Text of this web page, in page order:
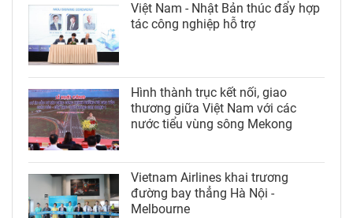
Việt Nam - Nhật Bản thúc đẩy hợp
tác công nghiệp hỗ trợ
Hình thành trục kết nối, giao
thương giữa Việt Nam với các
nước tiểu vùng sông Mekong
Vietnam Airlines khai trương
đường bay thẳng Hà Nội -
Melbourne